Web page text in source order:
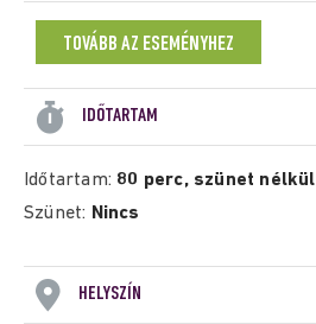
TOVÁBB AZ ESEMÉNYHEZ
IDŐTARTAM
Időtartam: 80 perc, szünet nélkül
Szünet: Nincs
HELYSZÍN